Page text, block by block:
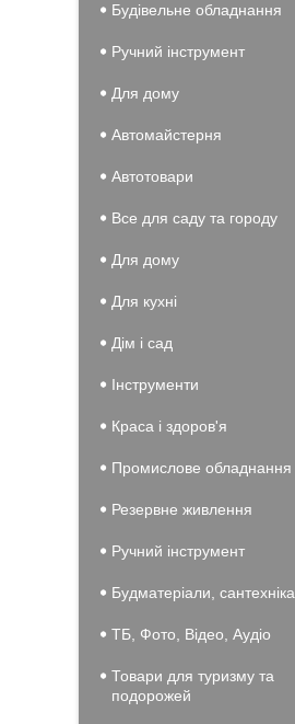
Будівельне обладнання
Ручний інструмент
Для дому
Автомайстерня
Автотовари
Все для саду та городу
Для дому
Для кухні
Дім і сад
Інструменти
Краса і здоров'я
Промислове обладнання
Резервне живлення
Ручний інструмент
Будматеріали, сантехніка
ТБ, Фото, Відео, Аудіо
Товари для туризму та
подорожей